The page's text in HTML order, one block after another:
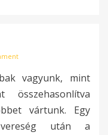
vagyunk, mint
vártunk. Egy
után a